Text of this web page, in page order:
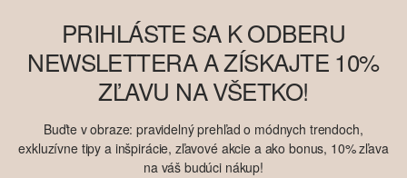
PRIHLÁSTE SA K ODBERU
NEWSLETTERA A ZÍSKAJTE 10%
ZĽAVU NA VŠETKO!
Buďte v obraze: pravidelný prehľad o módnych trendoch,
exkluzívne tipy a inšpirácie, zľavové akcie a ako bonus, 10% zľava
na váš budúci nákup!